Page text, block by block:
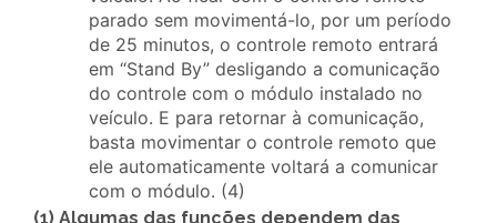
parado sem movimentá-lo, por um período
de 25 minutos, o controle remoto entrará
em “Stand By” desligando a comunicação
do controle com o módulo instalado no
veículo. E para retornar à comunicação,
basta movimentar o controle remoto que
ele automaticamente voltará a comunicar
com o módulo. (4)
(1) Algumas das funções dependem das